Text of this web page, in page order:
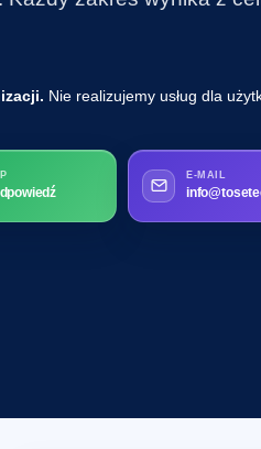
Nie realizujemy usług dla
E-MAIL